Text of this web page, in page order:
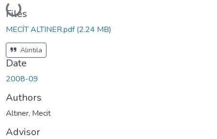
Loading...
Files
MECİT ALTINER.pdf(2.24 MB)
Alıntıla
Date
2008-09
Authors
Altıner, Mecit
Advisor